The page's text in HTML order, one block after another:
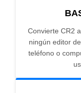
Convierte CR2
ningún editor
teléfono o